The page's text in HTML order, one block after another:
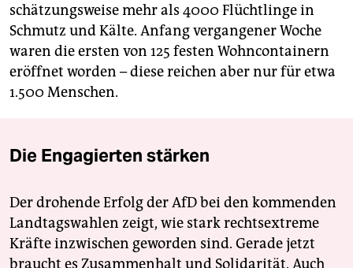
schätzungsweise mehr als 4000 Flüchtlinge in
Schmutz und Kälte. Anfang vergangener Woche
waren die ersten von 125 festen Wohncontainern
eröffnet worden – diese reichen aber nur für etwa
1.500 Menschen.
Die Engagierten stärken
Der drohende Erfolg der AfD bei den kommenden
Landtagswahlen zeigt, wie stark rechtsextreme
Kräfte inzwischen geworden sind. Gerade jetzt
braucht es Zusammenhalt und Solidarität. Auch